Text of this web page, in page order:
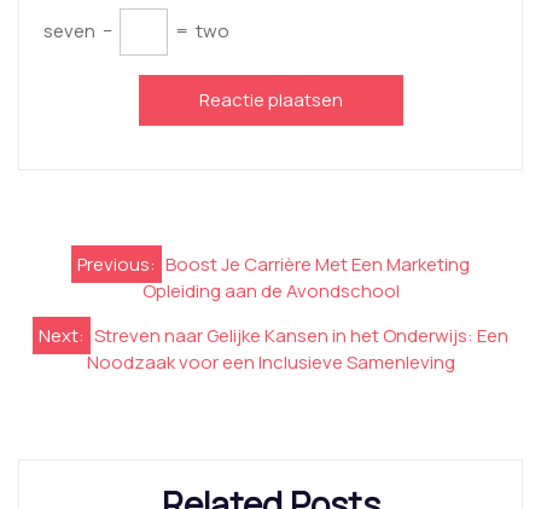
seven − = two
Berichtnavigatie
Previous: Boost Je Carrière Met Een Marketing
Opleiding aan de Avondschool
Next: Streven naar Gelijke Kansen in het Onderwijs: Een
Noodzaak voor een Inclusieve Samenleving